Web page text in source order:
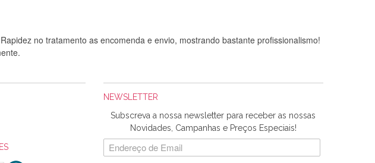
no tratamento as encomenda e envio, mostrando bastante profissionalismo!
Mestre
muito dos tecidos.
NEWSLETTER
Subscreva a nossa newsletter para receber as nossas
Novidades, Campanhas e Preços Especiais!